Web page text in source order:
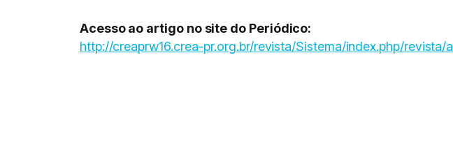
Acesso ao artigo no site do Periódico:
http://creaprw16.crea-pr.org.br/revista/Sistema/index.php/revista/